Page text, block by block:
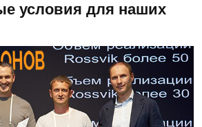
условия для наших